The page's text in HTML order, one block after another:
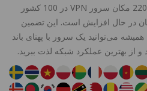
حاضر از بیش از 6000 سرور در 220 مکان سرور VPN در 100 کشور
در حال افزایش است. این تضمین
می‌توانید یک سرور با پهنای باند
و از بهترین عملکرد شبکه لذت ببرید.